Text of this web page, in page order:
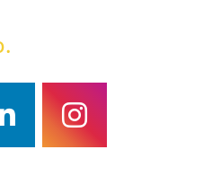
linkedininstagram